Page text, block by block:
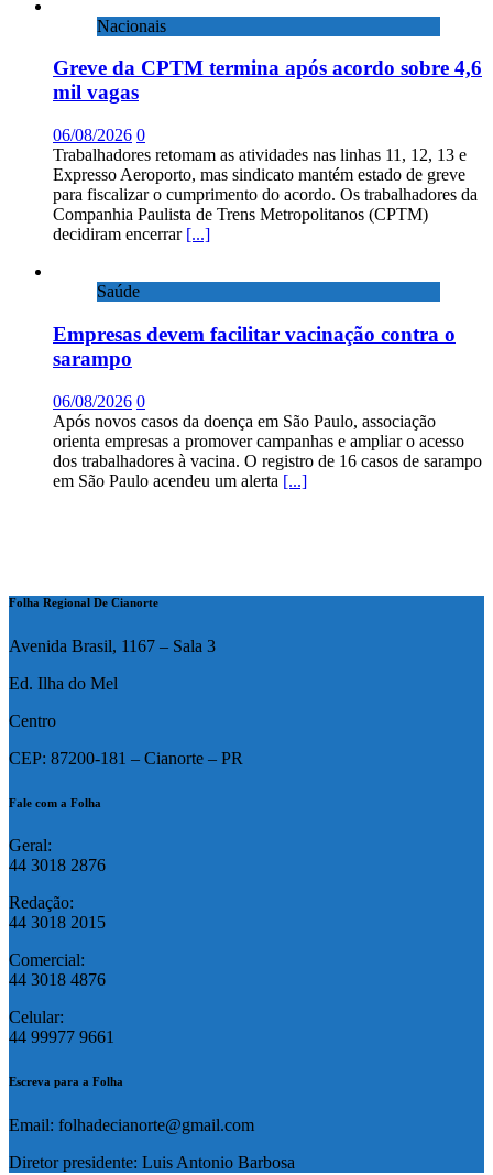
Nacionais
Greve da CPTM termina após acordo sobre 4,6
mil vagas
06/08/2026 0
Trabalhadores retomam as atividades nas linhas 11, 12, 13 e
Expresso Aeroporto, mas sindicato mantém estado de greve
para fiscalizar o cumprimento do acordo. Os trabalhadores da
Companhia Paulista de Trens Metropolitanos (CPTM)
decidiram encerrar [...]
Saúde
Empresas devem facilitar vacinação contra o
sarampo
06/08/2026 0
Após novos casos da doença em São Paulo, associação
orienta empresas a promover campanhas e ampliar o acesso
dos trabalhadores à vacina. O registro de 16 casos de sarampo
em São Paulo acendeu um alerta [...]
Folha Regional De Cianorte
Avenida Brasil, 1167 – Sala 3
Ed. Ilha do Mel
Centro
CEP: 87200-181 – Cianorte – PR
Fale com a Folha
Geral:
44 3018 2876
Redação:
44 3018 2015
Comercial:
44 3018 4876
Celular:
44 99977 9661
Escreva para a Folha
Email: folhadecianorte@gmail.com
Diretor presidente: Luis Antonio Barbosa